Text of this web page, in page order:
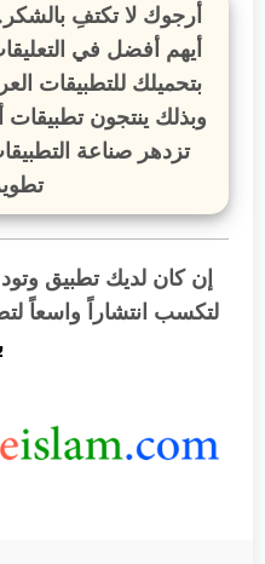
أرجوك لا تكتفِ
أيهم أفضل في
بتحميلك للتطبيقات
وبذلك ينتجون
تزدهر صناعة
إن كان لديك تطبيق
لتكسب انتشاراً واسعاً